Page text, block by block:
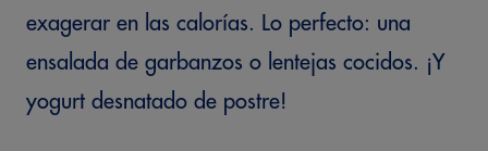
exagerar en las calorías. Lo perfecto: una
ensalada de garbanzos o lentejas cocidos. ¡Y
yogurt desnatado de postre!